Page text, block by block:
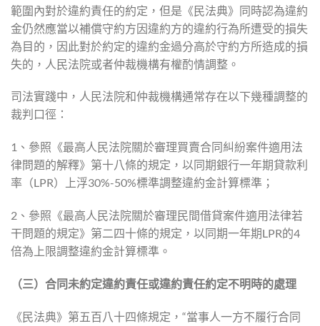
範圍內對於違約責任的約定，但是《民法典》同時認為違約
金仍然應當以補償守約方因違約方的違約行為所遭受的損失
為目的，因此對於約定的違約金過分高於守約方所造成的損
失的，人民法院或者仲裁機構有權酌情調整。
司法實踐中，人民法院和仲裁機構通常存在以下幾種調整的
裁判口徑：
1、參照《最高人民法院關於審理買賣合同糾紛案件適用法
律問題的解釋》第十八條的規定，以同期銀行一年期貸款利
率（LPR）上浮30%-50%標準調整違約金計算標準；
2、參照《最高人民法院關於審理民間借貸案件適用法律若
干問題的規定》第二四十條的規定，以同期一年期LPR的4
倍為上限調整違約金計算標準。
（三）合同未約定違約責任或違約責任約定不明時的處理
《民法典》第五百八十四條規定，“當事人一方不履行合同